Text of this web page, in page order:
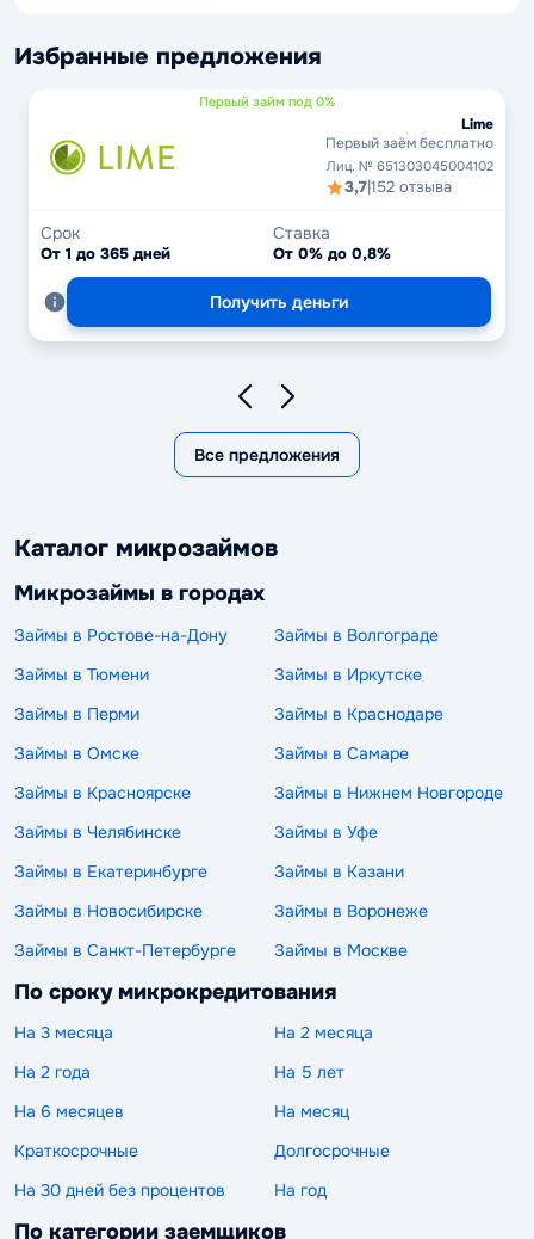
Избранные предложения
Первый займ под 0%
Lime
Первый заём бесплатно
Лиц. № 651303045004102
3,7|152 отзыва
Срок
От 1 до 365 дней
Ставка
От 0% до 0,8%
Получить деньги
Все предложения
Каталог микрозаймов
Микрозаймы в городах
Займы в Ростове-на-Дону
Займы в Волгограде
Займы в Тюмени
Займы в Иркутске
Займы в Перми
Займы в Краснодаре
Займы в Омске
Займы в Самаре
Займы в Красноярске
Займы в Нижнем Новгороде
Займы в Челябинске
Займы в Уфе
Займы в Екатеринбурге
Займы в Казани
Займы в Новосибирске
Займы в Воронеже
Займы в Санкт-Петербурге
Займы в Москве
По сроку микрокредитования
На 3 месяца
На 2 месяца
На 2 года
На 5 лет
На 6 месяцев
На месяц
Краткосрочные
Долгосрочные
На 30 дней без процентов
На год
По категории заемщиков